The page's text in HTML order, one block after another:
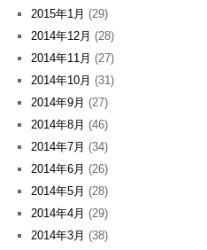
2015年1月 (29)
2014年12月 (28)
2014年11月 (27)
2014年10月 (31)
2014年9月 (27)
2014年8月 (46)
2014年7月 (34)
2014年6月 (26)
2014年5月 (28)
2014年4月 (29)
2014年3月 (38)